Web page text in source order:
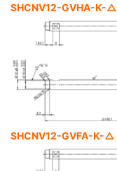
SHCNV12-GVHA-K-△
SHCNV12-GVFA-K-△